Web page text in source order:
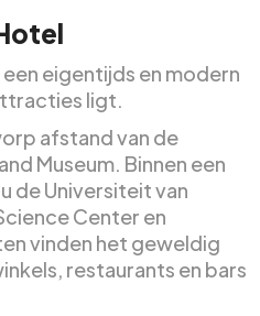
een eigentijds en modern
ligt.
afstand van de
Museum. Binnen een
de Universiteit van
Center en
vinden het geweldig
restaurants en bars